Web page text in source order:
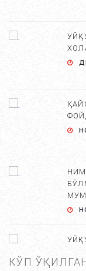
КЎП